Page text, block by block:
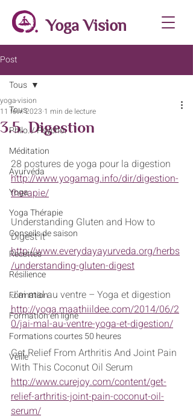
Yoga Vision
Post
Tous
Philo. / Psycho.
Méditation
Ayurvéda
Yoga
Yoga Thérapie
Conseils de saison
Recettes
Résilience
Formation
Formation en ligne
Formations courtes 50 heures
Veille
Tous
3.5. Digestion
yoga-vision
11 févr. 2023 1 min de lecture
28 postures de yoga pour la digestion
http://www.yogamag.info/dir/digestion-
therapie/
Understanding Gluten and How to
Digest It
http://www.everydayayurveda.org/herbs
/understanding-gluten-digest
J’ai mal au ventre – Yoga et digestion
http://yoga.maathiildee.com/2014/06/2
0/jai-mal-au-ventre-yoga-et-digestion/
Get Relief From Arthritis And Joint Pain
With This Coconut Oil Serum
http://www.curejoy.com/content/get-
relief-arthritis-joint-pain-coconut-oil-
serum/